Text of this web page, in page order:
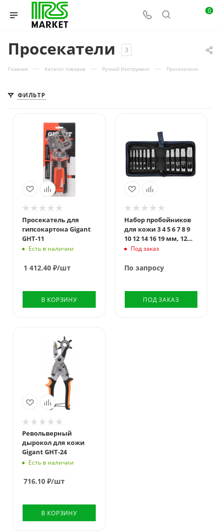
0
Просекатели 3
Главная — Каталог товаров — Ручной Инструмент — Просекатели
ФИЛЬТР
Просекатель для
гипсокартона Gigant
GHT-11
Есть в наличии
1 412.40 ₽/шт
В КОРЗИНУ
Набор пробойников
для кожи 3 4 5 6 7 8 9
10 12 14 16 19 мм, 12
шт, чехол Сибртех
Под заказ
По запросу
ПОД ЗАКАЗ
Револьверный
дырокол для кожи
Gigant GHT-24
Есть в наличии
716.10 ₽/шт
В КОРЗИНУ